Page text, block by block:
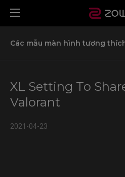
Các mẫu màn hình tương
Các mẫu màn hình tương thích
XL Setting To
Valorant
2021-04-23